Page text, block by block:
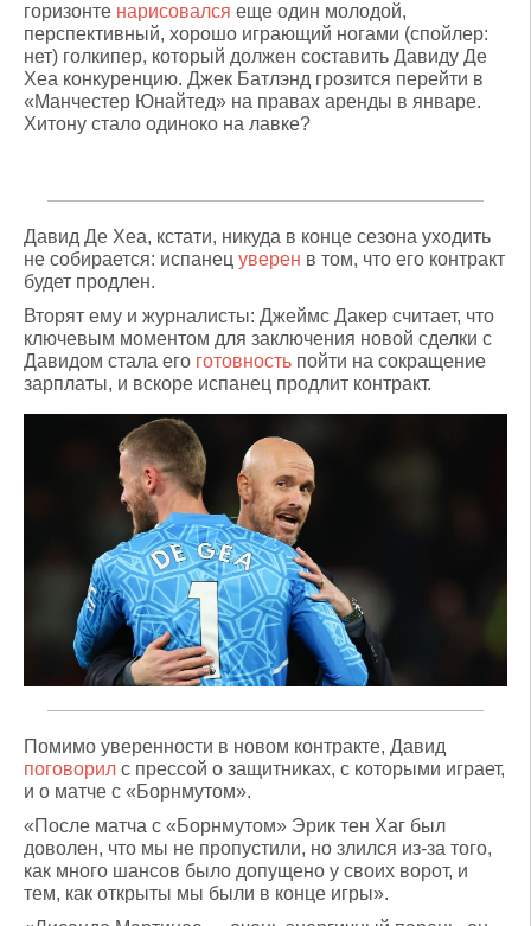
горизонте нарисовался еще один молодой,
перспективный, хорошо играющий ногами (спойлер:
нет) голкипер, который должен составить Давиду Де
Хеа конкуренцию. Джек Батлэнд грозится перейти в
«Манчестер Юнайтед» на правах аренды в январе.
Хитону стало одиноко на лавке?
Давид Де Хеа, кстати, никуда в конце сезона уходить
не собирается: испанец уверен в том, что его контракт
будет продлен.
Вторят ему и журналисты: Джеймс Дакер считает, что
ключевым моментом для заключения новой сделки с
Давидом стала его готовность пойти на сокращение
зарплаты, и вскоре испанец продлит контракт.
Помимо уверенности в новом контракте, Давид
поговорил с прессой о защитниках, с которыми играет,
и о матче с «Борнмутом».
«После матча с «Борнмутом» Эрик тен Хаг был
доволен, что мы не пропустили, но злился из-за того,
как много шансов было допущено у своих ворот, и
тем, как открыты мы были в конце игры».